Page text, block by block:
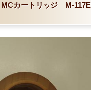
カートリッジ M-117E